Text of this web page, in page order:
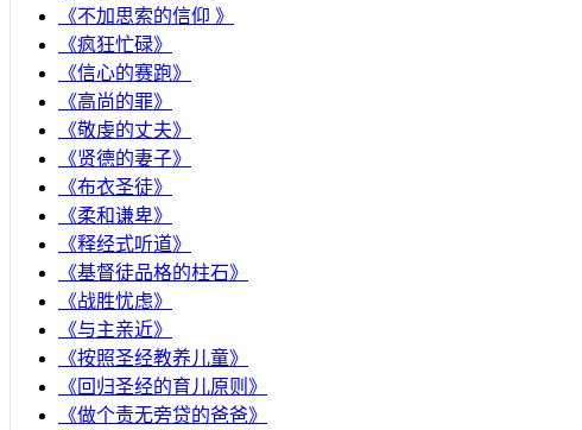
《不加思索的信仰 》
《疯狂忙碌》
《信心的赛跑》
《高尚的罪》
《敬虔的丈夫》
《贤德的妻子》
《布衣圣徒》
《柔和谦卑》
《释经式听道》
《基督徒品格的柱石》
《战胜忧虑》
《与主亲近》
《按照圣经教养儿童》
《回归圣经的育儿原则》
《做个责无旁贷的爸爸》